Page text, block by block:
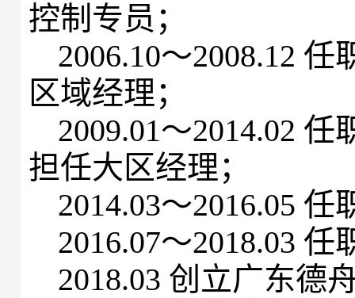
控制专员；
2006.10～2008.12
区域经理；
2009.01～2014.02
担任大区经理；
2014.03～2016.05
2016.07～2018.03
2018.03 创立广东德